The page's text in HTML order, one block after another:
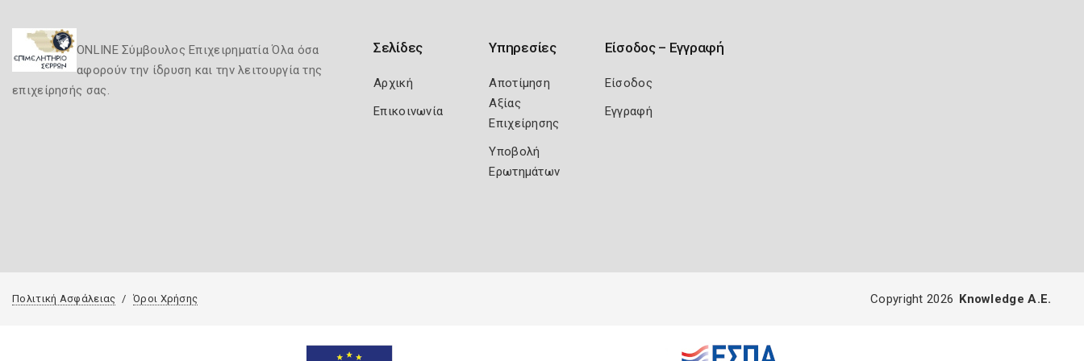
ONLINE Σύμβουλος Επιχειρηματία Όλα όσα
αφορούν την ίδρυση και την λειτουργία της
επιχείρησής σας.
Σελίδες
Αρχική
Επικοινωνία
Υπηρεσίες
Αποτίμηση
Αξίας
Επιχείρησης
Υποβολή
Ερωτημάτων
Είσοδος – Εγγραφή
Είσοδος
Εγγραφή
Πολιτική Ασφάλειας Όροι Χρήσης Copyright 2026 Knowledge A.E.